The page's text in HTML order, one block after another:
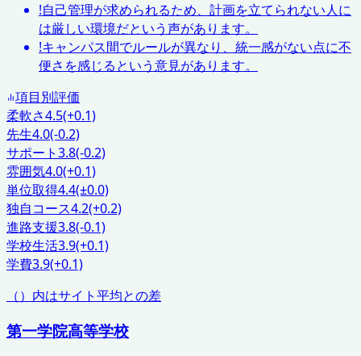
!自己管理が求められるため、計画を立てられない人に
は厳しい環境だという声があります。
!キャンパス間でルールが異なり、統一感がない点に不
便さを感じるという意見があります。
項目別評価
柔軟さ4.5(+0.1)
先生4.0(-0.2)
サポート3.8(-0.2)
雰囲気4.0(+0.1)
単位取得4.4(±0.0)
独自コース4.2(+0.2)
進路支援3.8(-0.1)
学校生活3.9(+0.1)
学費3.9(+0.1)
（）内はサイト平均との差
第一学院高等学校